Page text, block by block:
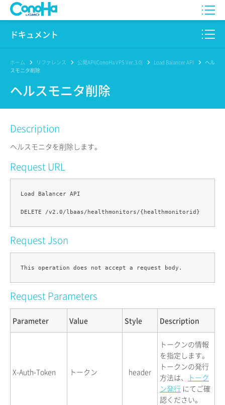
WING
Pencil
サービス一覧
サポート
ドキュメント
このサイトについて
プロダクト
リファレンス
リリースノート
ホーム リファレンス 公開API(ConoHa VPS Ver.3.0) Load Balancer API
ヘル
スモニタ削除
ヘルスモニタ削除
Description
ヘルスモニタを削除します。
Request URL
Load Balancer API
Request Json
Request Parameters
Parameter Value Style Description
X-Auth-Token トークン header
トークンの情報
を指定します。
トークンの発行
方法は、
トーク
ン発行 にてご確
認ください。